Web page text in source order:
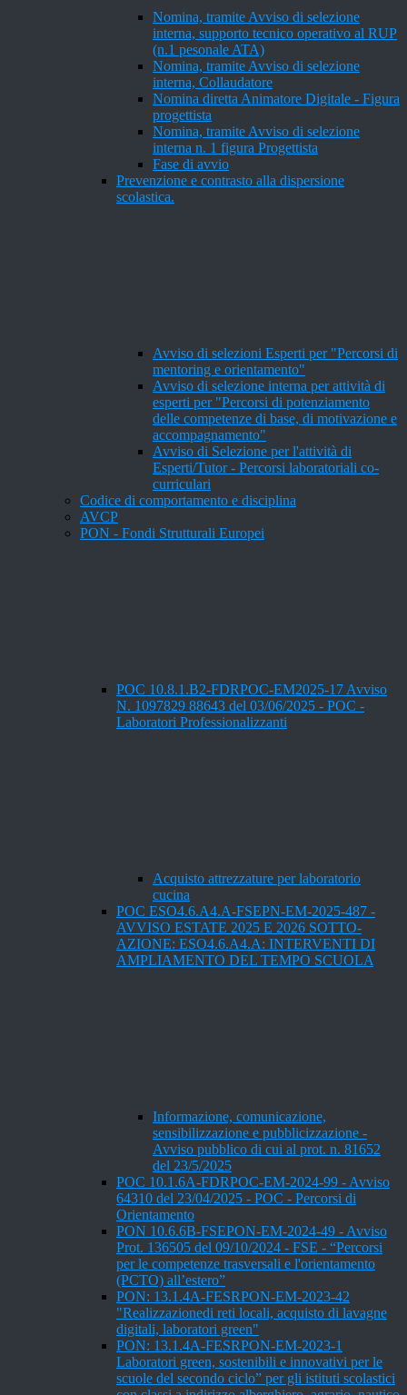
Nomina, tramite Avviso di selezione
interna, supporto tecnico operativo al RUP
(n.1 pesonale ATA)
Nomina, tramite Avviso di selezione
interna, Collaudatore
Nomina diretta Animatore Digitale - Figura
progettista
Nomina, tramite Avviso di selezione
interna n. 1 figura Progettista
Fase di avvio
Prevenzione e contrasto alla dispersione
scolastica.
Avviso di selezioni Esperti per "Percorsi di
mentoring e orientamento"
Avviso di selezione interna per attività di
esperti per "Percorsi di potenziamento
delle competenze di base, di motivazione e
accompagnamento"
Avviso di Selezione per l'attività di
Esperti/Tutor - Percorsi laboratoriali co-
curriculari
Codice di comportamento e disciplina
AVCP
PON - Fondi Strutturali Europei
POC 10.8.1.B2-FDRPOC-EM2025-17 Avviso
N. 1097829 88643 del 03/06/2025 - POC -
Laboratori Professionalizzanti
Acquisto attrezzature per laboratorio
cucina
POC ESO4.6.A4.A-FSEPN-EM-2025-487 -
AVVISO ESTATE 2025 E 2026 SOTTO-
AZIONE: ESO4.6.A4.A: INTERVENTI DI
AMPLIAMENTO DEL TEMPO SCUOLA
Informazione, comunicazione,
sensibilizzazione e pubblicizzazione -
Avviso pubblico di cui al prot. n. 81652
del 23/5/2025
POC 10.1.6A-FDRPOC-EM-2024-99 - Avviso
64310 del 23/04/2025 - POC - Percorsi di
Orientamento
PON 10.6.6B-FSEPON-EM-2024-49 - Avviso
Prot. 136505 del 09/10/2024 - FSE - “Percorsi
per le competenze trasversali e l'orientamento
(PCTO) all’estero”
PON: 13.1.4A-FESRPON-EM-2023-42
"Realizzazionedi reti locali, acquisto di lavagne
digitali, laboratori green"
PON: 13.1.4A-FESRPON-EM-2023-1
Laboratori green, sostenibili e innovativi per le
scuole del secondo ciclo” per gli istituti scolastici